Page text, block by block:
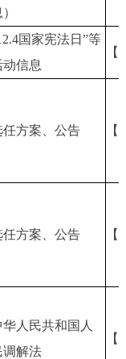
国家宪法日”等
动信息
任方案、公告
任方案、公告
华人民共和国人
调解法